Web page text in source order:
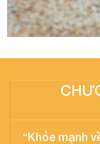
“Khỏe mạnh